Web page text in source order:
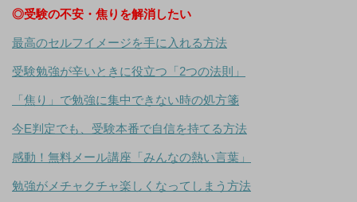
◎受験の不安・焦りを解消したい
最高のセルフイメージを手に入れる方法
受験勉強が辛いときに役立つ「2つの法則」
「焦り」で勉強に集中できない時の処方箋
今E判定でも、受験本番で自信を持てる方法
感動！無料メール講座「みんなの熱い言葉」
勉強がメチャクチャ楽しくなってしまう方法